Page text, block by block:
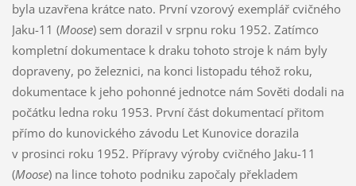
byla uzavřena krátce nato. První vzorový exemplář cvičného
Jaku-11 (Moose) sem dorazil v srpnu roku 1952. Zatímco
kompletní dokumentace k draku tohoto stroje k nám byly
dopraveny, po železnici, na konci listopadu téhož roku,
dokumentace k jeho pohonné jednotce nám Sověti dodali na
počátku ledna roku 1953. První část dokumentací přitom
přímo do kunovického závodu Let Kunovice dorazila
v prosinci roku 1952. Přípravy výroby cvičného Jaku-11
(Moose) na lince tohoto podniku započaly překladem